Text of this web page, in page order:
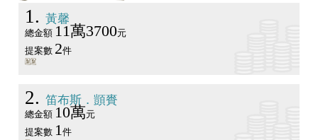
1 黃馨
總金額 11萬3700元
提案數 2件
2 笛布斯．顗賚
總金額 10萬元
提案數 1件